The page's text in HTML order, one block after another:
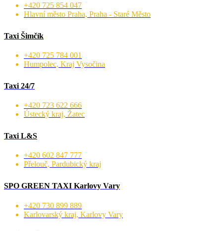
+420 725 854 047
Hlavní město Praha, Praha - Staré Město
Taxi Šimčík
+420 725 784 001
Humpolec, Kraj Vysočina
Taxi 24/7
+420 723 622 666
Ústecký kraj, Žatec
Taxi L&S
+420 602 847 777
Přelouč, Pardubický kraj
SPO GREEN TAXI Karlovy Vary
+420 730 899 889
Karlovarský kraj, Karlovy Vary